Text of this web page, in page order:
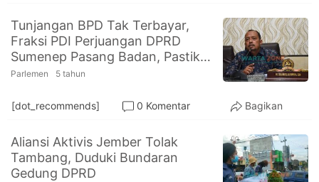
Tunjangan BPD Tak Terbayar,
Fraksi PDI Perjuangan DPRD
Sumenep Pasang Badan, Pastikan
Aman
Parlemen 5 tahun
[dot_recommends] 0 Komentar Bagikan
Aliansi Aktivis Jember Tolak
Tambang, Duduki Bundaran
Gedung DPRD